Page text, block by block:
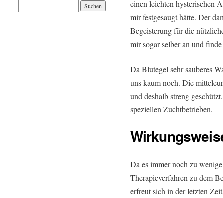
einen leichten hysterischen
mir festgesaugt hätte. Der
Begeisterung für die
mir sogar selber an und
Da Blutegel sehr sauberes
uns kaum noch. Die
und deshalb streng
speziellen Zuchtbetrieben.
Da es immer noch zu
Therapieverfahren zu dem
erfreut sich in der letzten